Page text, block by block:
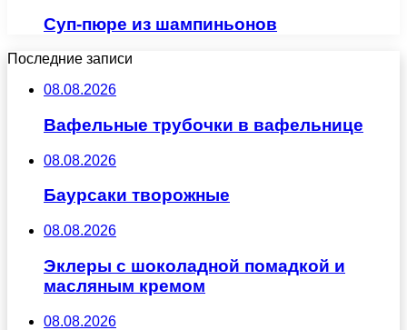
Суп-пюре из шампиньонов
Последние записи
08.08.2026
Вафельные трубочки в вафельнице
08.08.2026
Баурсаки творожные
08.08.2026
Эклеры с шоколадной помадкой и
масляным кремом
08.08.2026